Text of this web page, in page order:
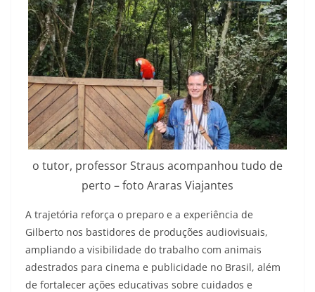
o tutor, professor Straus acompanhou tudo de
perto – foto Araras Viajantes
A trajetória reforça o preparo e a experiência de
Gilberto nos bastidores de produções audiovisuais,
ampliando a visibilidade do trabalho com animais
adestrados para cinema e publicidade no Brasil, além
de fortalecer ações educativas sobre cuidados e